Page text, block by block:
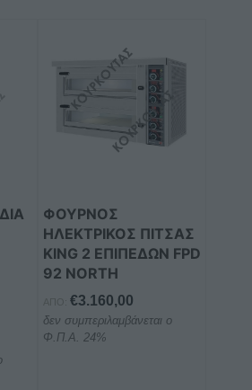
ΦΟΥΡΝΟΣ
ΗΛΕΚΤΡΙΚΟΣ ΠΙΤΣΑΣ
KING 2 ΕΠΙΠΕΔΩΝ FPD
92 NORTH
ΑΠΌ: €3.160,00
δεν συμπεριλαμβάνεται ο
Φ.Π.Α. 24%